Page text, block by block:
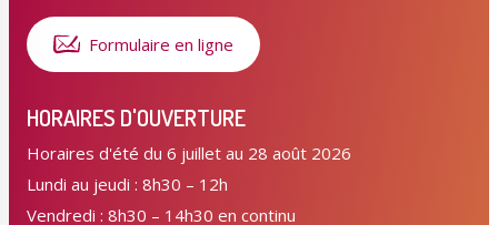
Formulaire en ligne
HORAIRES D'OUVERTURE
Horaires d'été du 6 juillet au 28 août 2026
Lundi au jeudi : 8h30 – 12h
Vendredi : 8h30 – 14h30 en continu